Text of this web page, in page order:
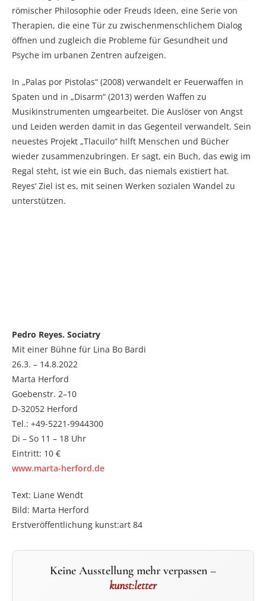
römischer Philosophie oder Freuds Ideen, eine Serie von
Therapien, die eine Tür zu zwischenmenschlichem Dialog
öffnen und zugleich die Probleme für Gesundheit und
Psyche im urbanen Zentren aufzeigen.
In „Palas por Pistolas“ (2008) verwandelt er Feuerwaffen in
Spaten und in „Disarm“ (2013) werden Waffen zu
Musikinstrumenten umgearbeitet. Die Auslöser von Angst
und Leiden werden damit in das Gegenteil verwandelt. Sein
neuestes Projekt „Tlacuilo“ hilft Menschen und Bücher
wieder zusammenzubringen. Er sagt, ein Buch, das ewig im
Regal steht, ist wie ein Buch, das niemals existiert hat.
Reyes‘ Ziel ist es, mit seinen Werken sozialen Wandel zu
unterstützen.
Pedro Reyes. Sociatry
Mit einer Bühne für Lina Bo Bardi
26.3. – 14.8.2022
Marta Herford
Goebenstr. 2–10
D-32052 Herford
Tel.: +49-5221-9944300
Di – So 11 – 18 Uhr
Eintritt: 10 €
www.marta-herford.de
Text: Liane Wendt
Bild: Marta Herford
Erstveröffentlichung kunst:art 84
Keine Ausstellung mehr verpassen –
kunst:letter